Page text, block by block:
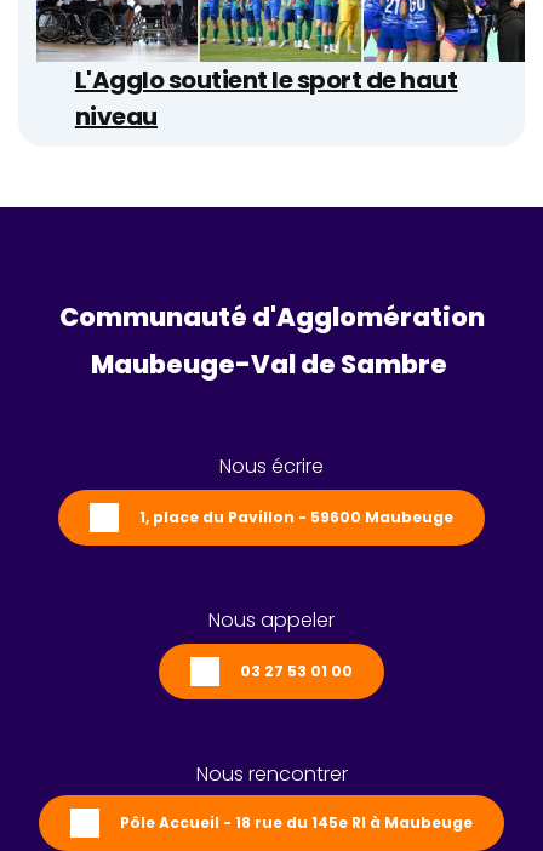
L'Agglo soutient le sport de haut
niveau
Communauté d'Agglomération
Maubeuge-Val de Sambre
Nous écrire
1, place du Pavillon - 59600 Maubeuge
Nous appeler
03 27 53 01 00
Nous rencontrer
Pôle Accueil - 18 rue du 145e RI à Maubeuge